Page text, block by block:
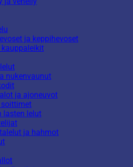
ja keppihevoset
kauppaleikit
nukenvaunut
ja ajoneuvot
lasten lelut
ja hahmot